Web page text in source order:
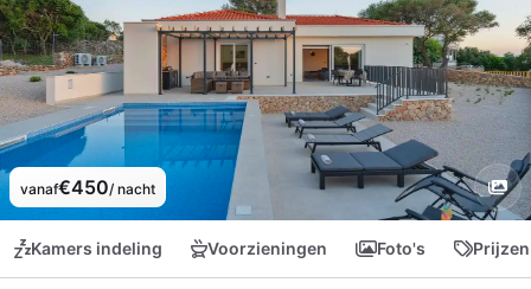
vanaf€450/ nacht
Kamers indeling Voorzieningen Foto's